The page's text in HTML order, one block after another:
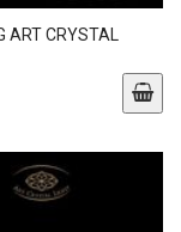
CRYSTAL